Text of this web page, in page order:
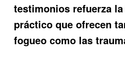
testimonios refuerza
práctico que ofrecen
fogueo como las